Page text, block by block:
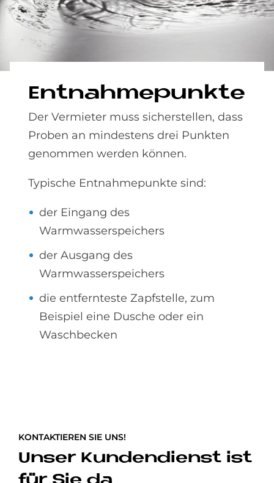
Ent­nah­me­punk­te
Der Vermieter muss sicherstellen, dass
Proben an mindestens drei Punkten
genommen werden können.
Typische Entnahmepunkte sind:
der Eingang des
Warmwasserspeichers
der Ausgang des
Warmwasserspeichers
die entfernteste Zapfstelle, zum
Beispiel eine Dusche oder ein
Waschbecken
KONTAKTIEREN SIE UNS!
Unser Kundendienst ist